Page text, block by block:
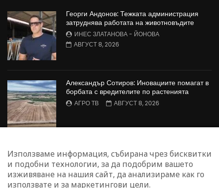
Георги Андонов: Тежката администрация
затруднява работата на животновъдите
ИНЕС ЗЛАТАНОВА - ЙОНОВА
АВГУСТ 8, 2026
Александър Сотиров: Иновациите помагат в
борбата с вредителите по растенията
АГРО ТВ АВГУСТ 8, 2026
МАЛИНОПРОИЗВОДСТВО: Недостиг на
работна ръка в сектора
БОЖИДАР КАПИТАНСКИ АВГУСТ 8, 2026
Използваме информация, събирана чрез бисквитки
и подобни технологии, за да подобрим вашето
изживяване на нашия сайт, да анализираме как го
използвате и за маркетингови цели.